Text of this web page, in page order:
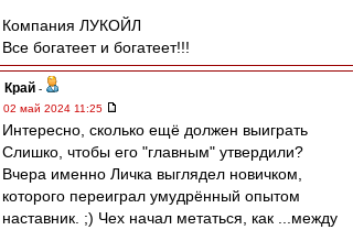
Компания ЛУКОЙЛ
Все богатеет и богатеет!!!
Край -
02 май 2024 11:25
Интересно, сколько ещё должен выиграть
Слишко, чтобы его "главным" утвердили?
Вчера именно Личка выглядел новичком,
которого переиграл умудрённый опытом
наставник. ;) Чех начал метаться, как ...между